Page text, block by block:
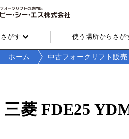
がす 使う場所からさが
ホーム 中古フォークリフト販売
三菱 FDE25